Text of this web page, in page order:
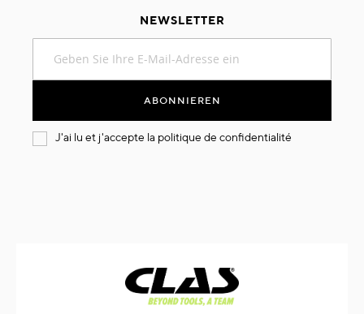
NEWSLETTER
sich
an:
ABONNIEREN
J'ai lu et j'accepte la politique de confidentialité